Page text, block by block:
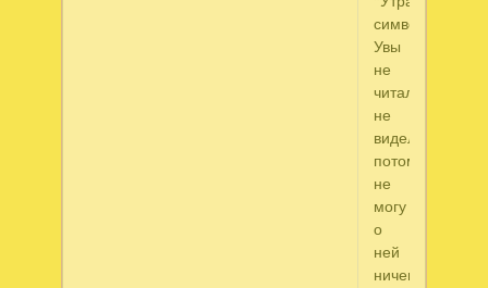
символ".
Увы
не
читал,
не
видел-
потому
не
могу
о
ней
ничего